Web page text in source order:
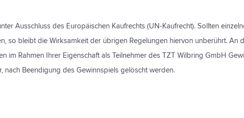
Ausschluss des Europäischen Kaufrechts (UN-Kaufrecht). Sollten
so bleibt die Wirksamkeit der übrigen Regelungen hiervon unberührt. An
im Rahmen Ihrer Eigenschaft als Teilnehmer des TZT Wilbring GmbH
nach Beendigung des Gewinnspiels gelöscht werden.